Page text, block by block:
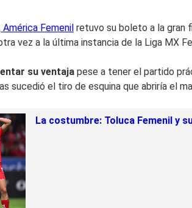
América Femenil retuvo su boleto a la gran
vez a la última instancia de la Liga MX
su ventaja pese a tener el partido
sucedió el tiro de esquina que abriría el
La costumbre: Toluca Femenil y